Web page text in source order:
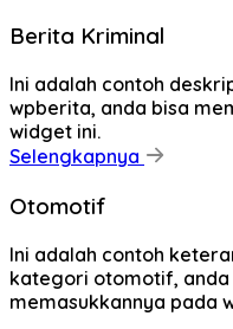
Berita Kriminal
Ini adalah contoh
wpberita, anda bisa
widget ini.
Selengkapnya
Otomotif
Ini adalah contoh
kategori otomotif, anda
memasukkannya pada